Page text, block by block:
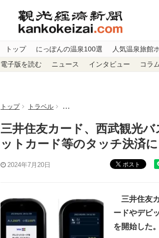
トップ にっぽんの温泉100選 人気温泉旅館
電子版を読む ニュース インタビュー コラ
トップ トラベル 三井住友カード、西武観光バス
三井住友カード、西武観光
ットカード等のタッチ決済
2024年7月20日 ポスト
三井住友
ードやデビ
を開始した。